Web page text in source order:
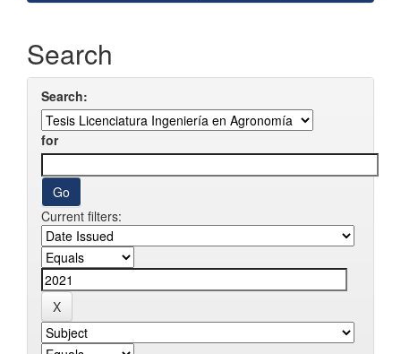
Search
Search:
for
Current filters: